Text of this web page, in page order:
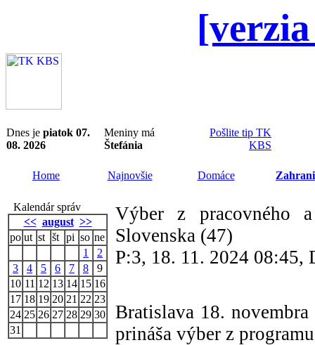
Dnes je piatok 07.
08. 2026
Meniny má
Štefánia
Pošlite tip TK
KBS
Home Najnovšie Domáce
Kalendár správ
<< august >>
po ut st št pi so ne
1
2
3
4 5 6 7 8
9
10 11 12 13 14 15 16
17 18 19 20 21 22 23
24 25 26 27 28 29 30
31
Výber z pracovného
Slovenska (47)
P:3, 18. 11. 2024 08:45,
Bratislava 18.
prináša výber z